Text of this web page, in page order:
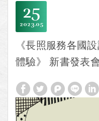
25
05
2023
《長照服務各國
體驗》 新書發表